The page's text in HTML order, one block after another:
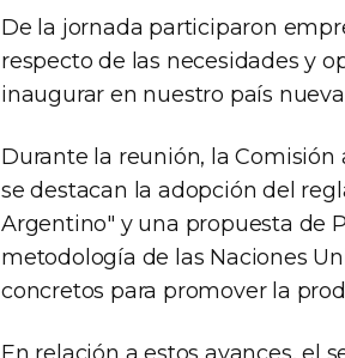
De la jornada participaron
respecto de las necesidades y
inaugurar en nuestro país
Durante la reunión, la
se destacan la adopción del
Argentino" y una propuesta de
metodología de las Naciones
concretos para promover la